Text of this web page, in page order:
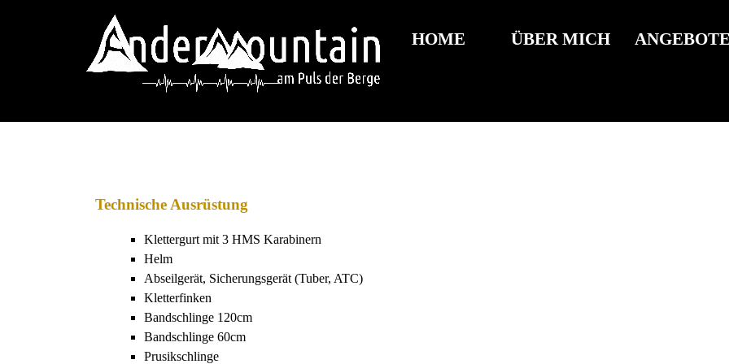
HOME ÜBER MICH ANGEBOTE
Technische Ausrüstung
Klettergurt mit 3 HMS Karabinern
Helm
Abseilgerät, Sicherungsgerät (Tuber, ATC)
Kletterfinken
Bandschlinge 120cm
Bandschlinge 60cm
Prusikschlinge